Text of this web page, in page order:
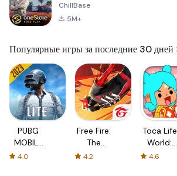
ChillBase
5M+
Популярные игры за последние 30 дней
PUBG
MOBILE
LITE
4.0
Free Fire:
The
Chaos
4.2
Toca Life
World:
Build a
4.6